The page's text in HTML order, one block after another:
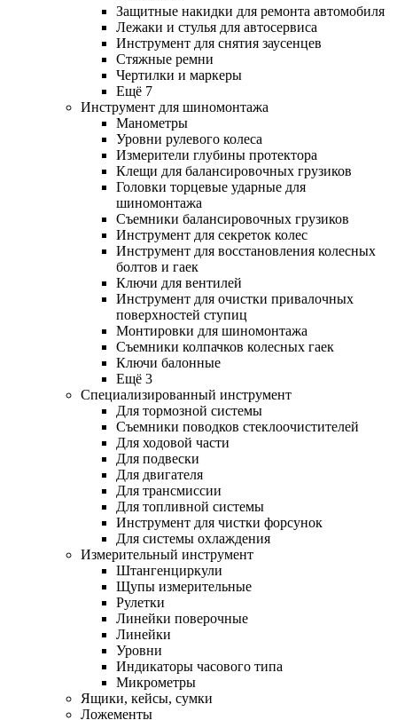
Защитные накидки для ремонта автомобиля
Лежаки и стулья для автосервиса
Инструмент для снятия заусенцев
Стяжные ремни
Чертилки и маркеры
Ещё 7
Инструмент для шиномонтажа
Манометры
Уровни рулевого колеса
Измерители глубины протектора
Клещи для балансировочных грузиков
Головки торцевые ударные для
шиномонтажа
Съемники балансировочных грузиков
Инструмент для секреток колес
Инструмент для восстановления колесных
болтов и гаек
Ключи для вентилей
Инструмент для очистки привалочных
поверхностей ступиц
Монтировки для шиномонтажа
Съемники колпачков колесных гаек
Ключи балонные
Ещё 3
Специализированный инструмент
Для тормозной системы
Съемники поводков стеклоочистителей
Для ходовой части
Для подвески
Для двигателя
Для трансмиссии
Для топливной системы
Инструмент для чистки форсунок
Для системы охлаждения
Измерительный инструмент
Штангенциркули
Щупы измерительные
Рулетки
Линейки поверочные
Линейки
Уровни
Индикаторы часового типа
Микрометры
Ящики, кейсы, сумки
Ложементы